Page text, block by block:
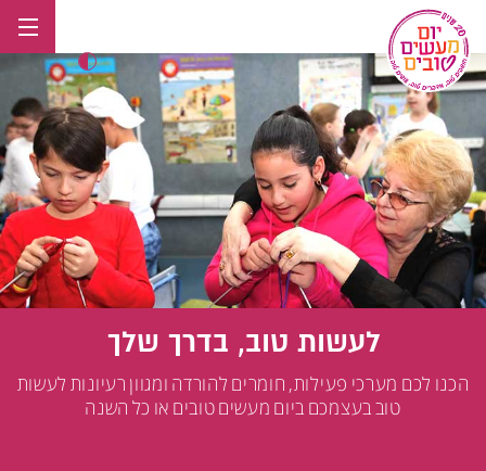
לתוכן
לעשות טוב, בדרך שלך
הכנו לכם מערכי פעילות, חומרים להורדה ומגוון רעיונות לעשות
טוב בעצמכם ביום מעשים טובים או כל השנה